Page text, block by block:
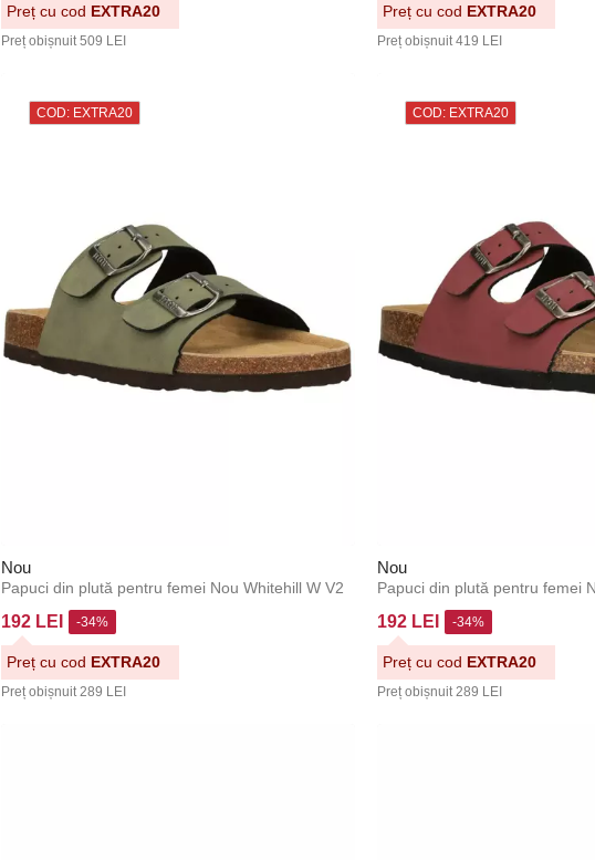
Preț obișnuit 509 LEI
Preț cu cod EXTRA20
Preț obișnuit 419 LEI
Preț cu cod EXTRA20
COD: EXTRA20
Nou
Papuci din plută pentru femei Nou Whitehill W V2
192 LEI
Preț obișnuit 289 LEI
-34%
Preț cu cod EXTRA20
COD: EXTRA20
Nou
Papuci din plută pentru femei
192 LEI
Preț obișnuit 289 LEI
-34%
Preț cu cod EXTRA20